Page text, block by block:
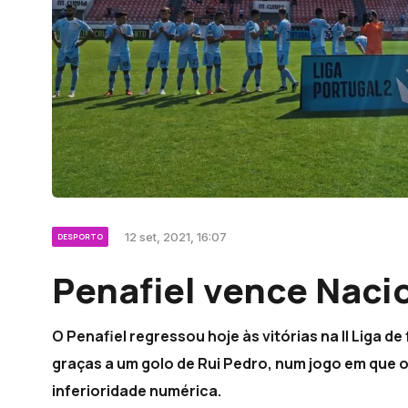
DESPORTO 12 set, 2021, 16:07
Penafiel vence
O Penafiel regressou hoje às vitórias na II Liga
graças a um golo de Rui Pedro, num jogo em
inferioridade numérica.